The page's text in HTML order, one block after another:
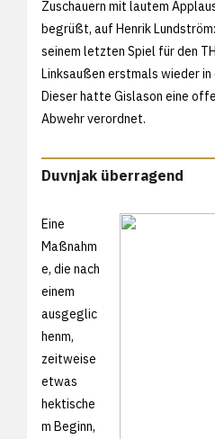
Zuschauern mit lautem
begrüßt, auf Henrik
seinem letzten Spiel für den
Linksaußen erstmals wieder
Dieser hatte Gislason eine
Abwehr verordnet.
Duvnjak überragend
Eine
Maßnahm
e, die nach
einem
ausgeglic
henm,
zeitweise
etwas
hektische
m Beginn,